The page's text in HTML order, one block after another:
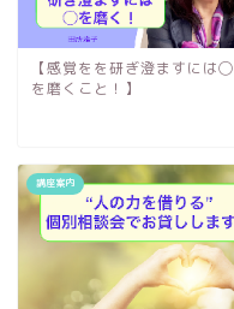
【感覚をを研ぎ澄ますには◯
を磨くこと！】
講座案内